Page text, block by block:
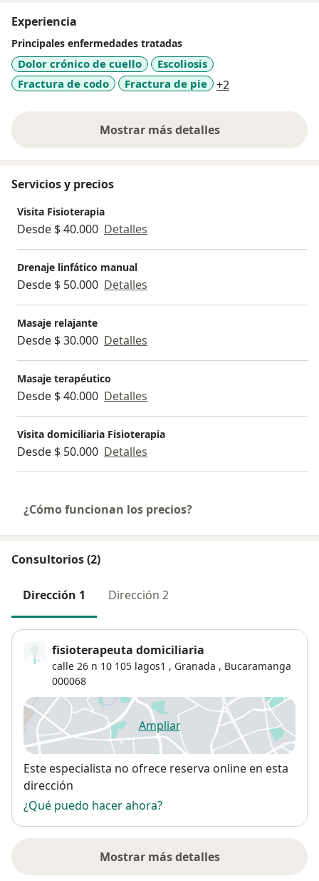
Experiencia
Principales enfermedades tratadas
Dolor crónico de cuello
Escoliosis
Fractura de codo
Fractura de pie +2
Mostrar más detalles
sobre la experiencia
Servicios y precios
Visita Fisioterapia
Desde $ 40.000 Detalles
Drenaje linfático manual
Desde $ 50.000 Detalles
Masaje relajante
Desde $ 30.000 Detalles
Masaje terapéutico
Desde $ 40.000 Detalles
Visita domiciliaria Fisioterapia
Desde $ 50.000 Detalles
¿Cómo funcionan los precios?
Consultorios (2)
Dirección 1 Dirección 2
fisioterapeuta domiciliaria
calle 26 n 10 105 lagos1 , Granada , Bucaramanga
000068
Ampliarse abre en una nueva
Disponibilidad
Este especialista no ofrece reserva online en esta
dirección
¿Qué puedo hacer ahora?
Mostrar más detalles
sobre la dirección